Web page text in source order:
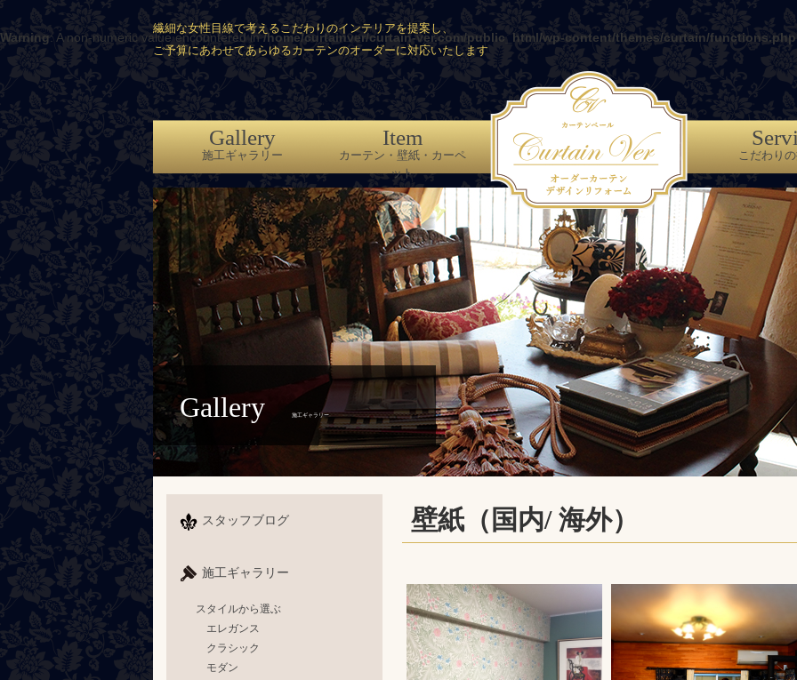
Warning: A non-numeric value encountered in/home/curtainver/curtain-ver.com/public_html/wp-content/themes/curtain/functions.php
繊細な女性目線で考えるこだわりのインテリアを提案し、
ご予算にあわせてあらゆるカーテンのオーダーに対応いたします
Gallery
施工ギャラリー
Item
カーテン・壁紙・カーペ
ット
こだわり
Gallery 施工ギャラリー
壁紙（国内/ 海外）
スタッフブログ
施工ギャラリー
スタイルから選ぶ
エレガンス
クラシック
モダン